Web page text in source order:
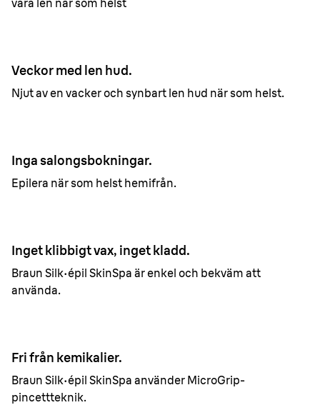
vara len när som helst
Veckor med len hud.
Njut av en vacker och synbart len hud när som helst.
Inga salongsbokningar.
Epilera när som helst hemifrån.
Inget klibbigt vax, inget kladd.
Braun Silk·épil SkinSpa är enkel och bekväm att
använda.
Fri från kemikalier.
Braun Silk·épil SkinSpa använder MicroGrip-
pincettteknik.